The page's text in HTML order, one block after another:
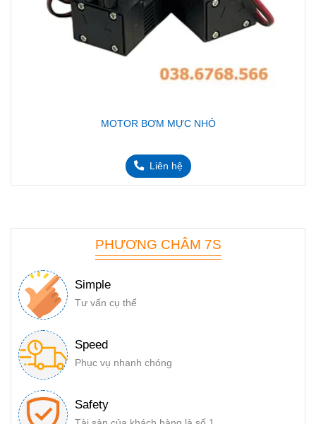
MOTOR BƠM MỰC NHỎ
Liên hệ
PHƯƠNG CHÂM 7S
Simple
Tư vấn cụ thể
Speed
Phục vụ nhanh chóng
Safety